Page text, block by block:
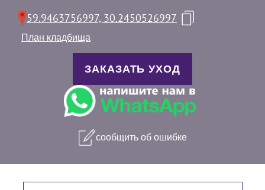
59.9463756997, 30.2450526997
План кладбища
ЗАКАЗАТЬ УХОД
сообщить об ошибке